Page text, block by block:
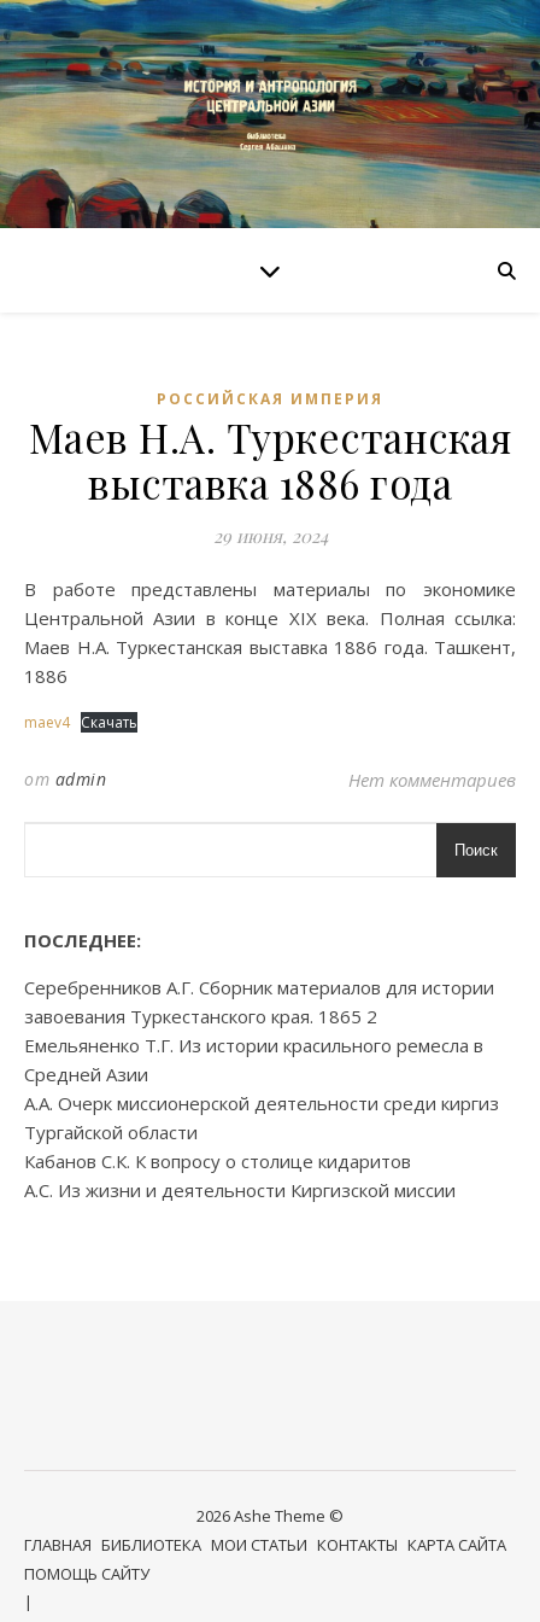
РОССИЙСКАЯ ИМПЕРИЯ
Маев Н.А. Туркестанская
выставка 1886 года
29 июня, 2024
В работе представлены материалы по экономике
Центральной Азии в конце XIX века. Полная ссылка:
Маев Н.А. Туркестанская выставка 1886 года. Ташкент,
1886
maev4 Скачать
от admin Нет комментариев
Поиск
ПОСЛЕДНЕЕ:
Серебренников А.Г. Сборник материалов для истории
завоевания Туркестанского края. 1865 2
Емельяненко Т.Г. Из истории красильного ремесла в
Средней Азии
А.А. Очерк миссионерской деятельности среди киргиз
Тургайской области
Кабанов С.К. К вопросу о столице кидаритов
А.С. Из жизни и деятельности Киргизской миссии
2026 Ashe Theme ©
ГЛАВНАЯ БИБЛИОТЕКА МОИ СТАТЬИ КОНТАКТЫ КАРТА САЙТА
ПОМОЩЬ САЙТУ